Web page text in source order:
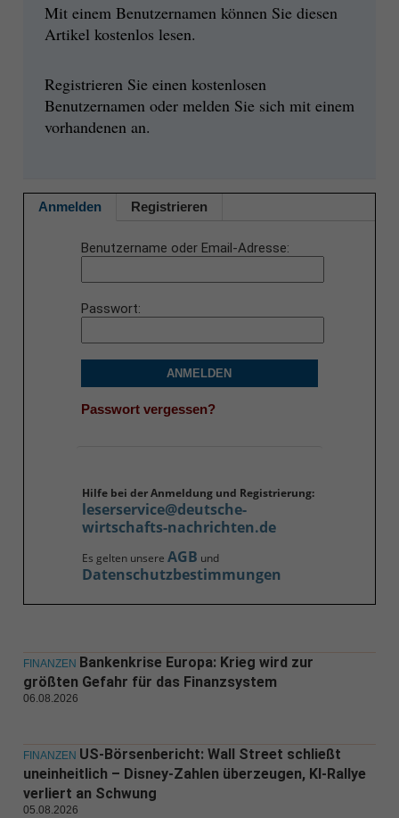
Mit einem Benutzernamen können Sie diesen
Artikel kostenlos lesen.
Registrieren Sie einen kostenlosen
Benutzernamen oder melden Sie sich mit einem
vorhandenen an.
Anmelden Registrieren
Benutzername oder Email-Adresse
Passwort
ANMELDEN
Passwort vergessen?
Hilfe bei der Anmeldung und Registrierung:
leserservice@deutsche-
wirtschafts-nachrichten.de
Es gelten unsere AGB und
Datenschutzbestimmungen
FINANZEN Bankenkrise Europa: Krieg wird zur
größten Gefahr für das Finanzsystem
06.08.2026
FINANZEN US-Börsenbericht: Wall Street schließt
uneinheitlich – Disney-Zahlen überzeugen, KI-Rallye
verliert an Schwung
05.08.2026